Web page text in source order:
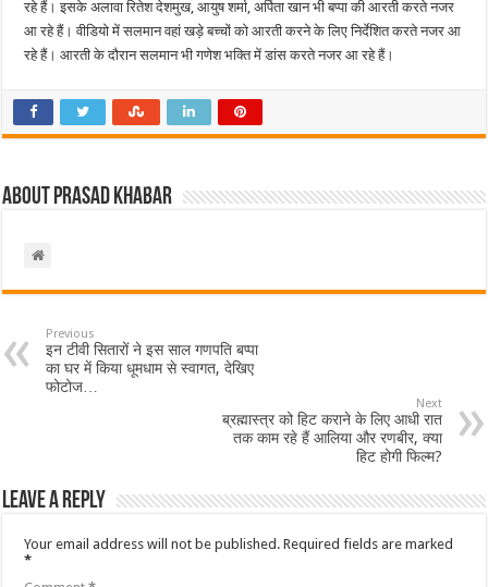
रहे हैं। इसके अलावा रितेश देशमुख, आयुष शर्मा, अर्पिता खान भी बप्पा की आरती करते नजर
आ रहे हैं। वीडियो में सलमान वहां खड़े बच्चों को आरती करने के लिए निर्देशित करते नजर आ
रहे हैं। आरती के दौरान सलमान भी गणेश भक्ति में डांस करते नजर आ रहे हैं।
About Prasad Khabar
Previous
इन टीवी सितारों ने इस साल गणपति बप्पा
का घर में किया धूमधाम से स्वागत, देखिए
फोटोज…
Next
ब्रह्मास्त्र को हिट कराने के लिए आधी रात
तक काम रहे हैं आलिया और रणबीर, क्या
हिट होगी फिल्म?
Leave a Reply
Your email address will not be published. Required fields are marked
*